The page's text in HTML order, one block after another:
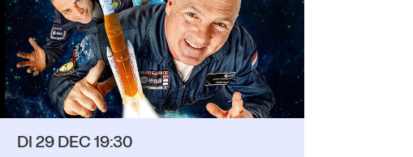
DI 29 DEC19:30